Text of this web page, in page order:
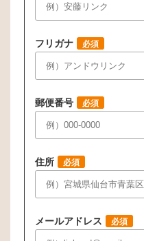
フリガナ 必須
郵便番号 必須
住所 必須
メールアドレス 必須